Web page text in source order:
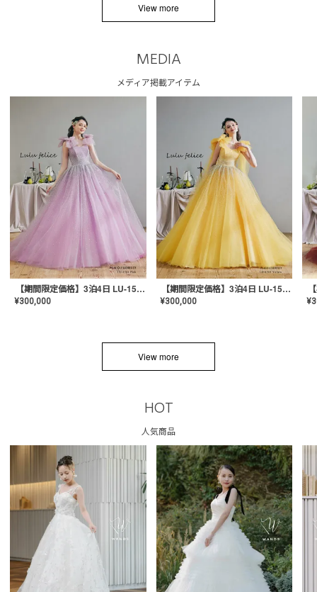
View more
MEDIA
メディア掲載アイテム
【期間限定価格】3泊4日 LU-1501(Pink)
¥300,000
【期間限定価格】3泊4日 LU-1501(Yellow)
¥300,000 ¥
View more
HOT
人気商品